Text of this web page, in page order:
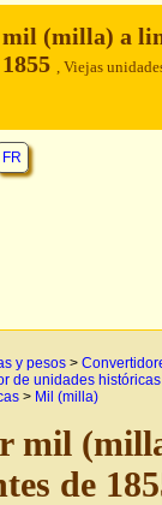
mil (milla) a
1855 , Viejas
FR
y pesos >
de unidades
> Mil (milla)
mil
de